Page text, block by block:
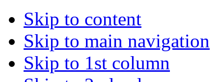
Skip to content
Skip to main navigation
Skip to 1st column